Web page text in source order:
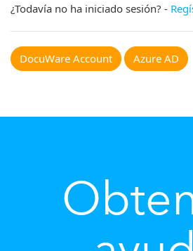
¿Todavía no ha iniciado sesión? -
DocuWare Account Azure AD